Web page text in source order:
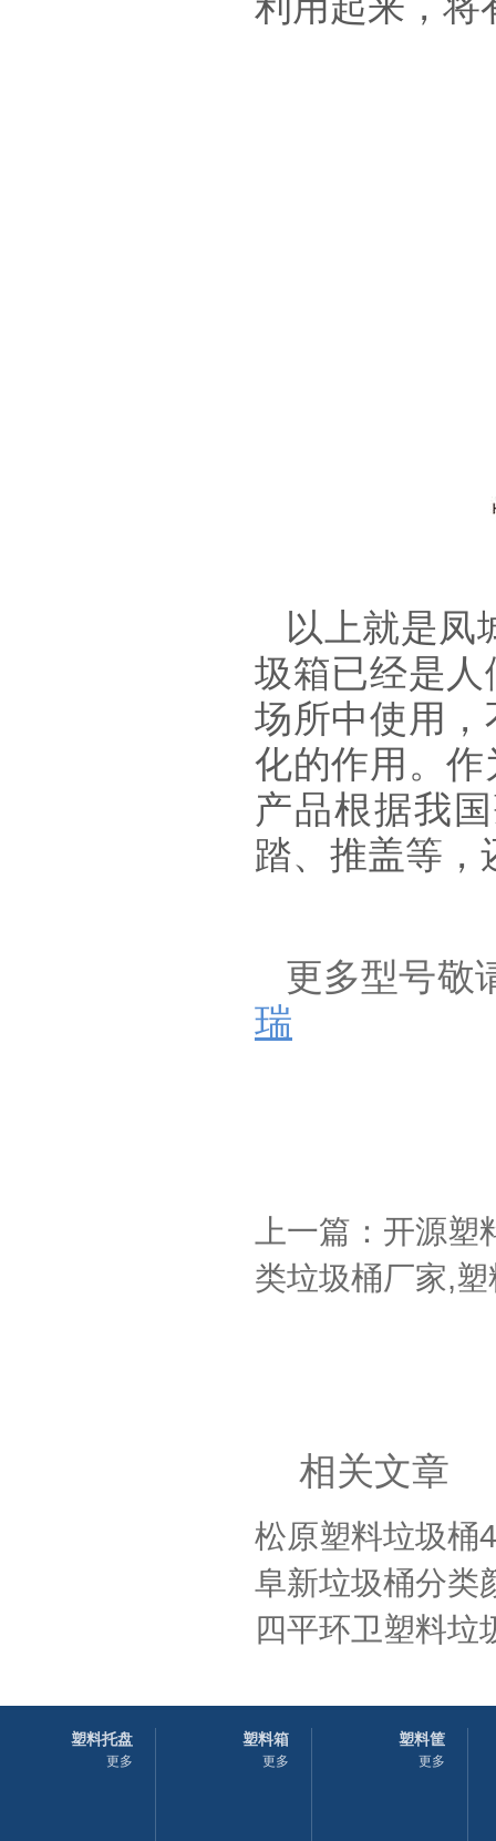
以上就是凤
圾箱已经是
场所中使用
化的作用。
产品根据我
踏、推盖等，
更多型号敬
瑞
上一篇：开源
类垃圾桶厂家,
相关文章
松原塑料垃圾桶
阜新垃圾桶分类
四平环卫塑料垃
塑料托盘
更多
塑料箱
更多
塑料筐
更多